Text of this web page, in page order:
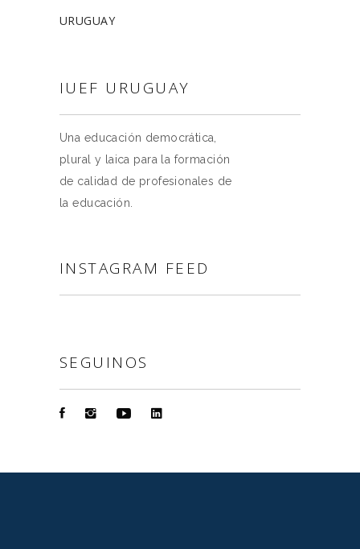
URUGUAY
IUEF URUGUAY
Una educación democrática,
plural y laica para la formación
de calidad de profesionales de
la educación.
INSTAGRAM FEED
SEGUINOS